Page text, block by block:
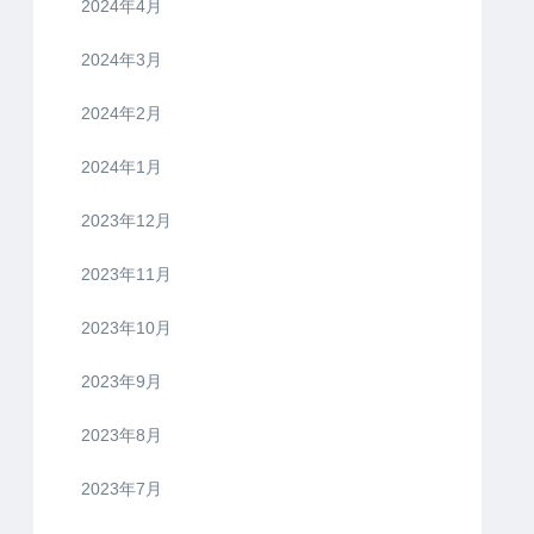
2024年4月
2024年3月
2024年2月
2024年1月
2023年12月
2023年11月
2023年10月
2023年9月
2023年8月
2023年7月